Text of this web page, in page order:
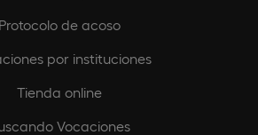
Protocolo de acoso
por instituciones
Tienda online
Vocaciones